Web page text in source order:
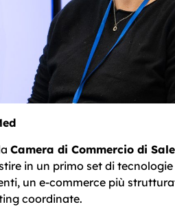
Camera di Commercio di
in un primo set di
un e-commerce più
coordinate.